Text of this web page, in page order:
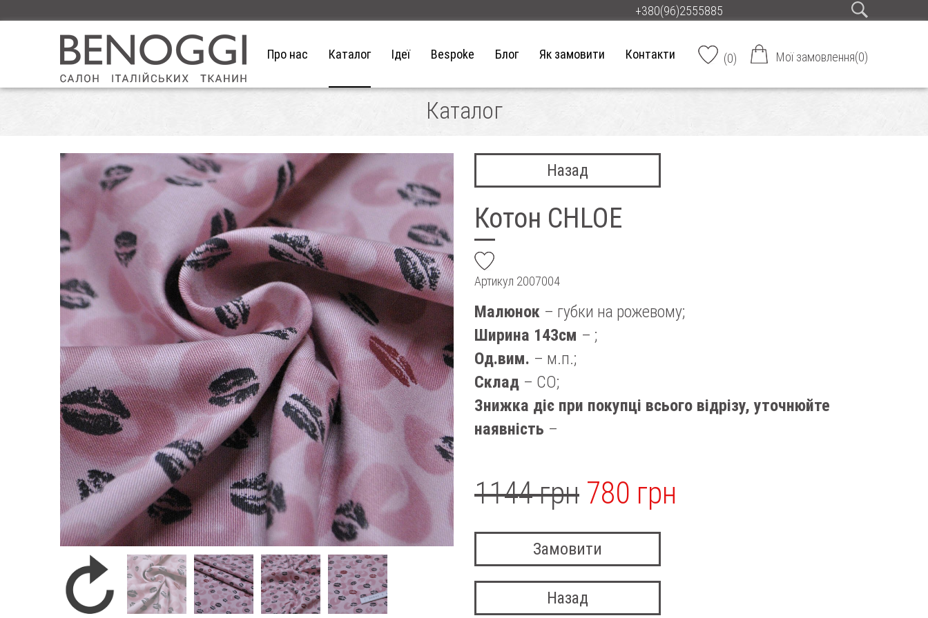
+380(96)2555885
Про нас Каталог Ідеї Bespoke Блог Як замовити Контакти (0) Мої замовлення(0)
Каталог
Назад
Котон CHLOE
Артикул 2007004
Малюнок – губки на рожевому;
Ширина 143см – ;
Од.вим. – м.п.;
Склад – CO;
Знижка діє при покупці всього відрізу, уточнюйте
наявність –
1144 грн 780 грн
Замовити
Назад